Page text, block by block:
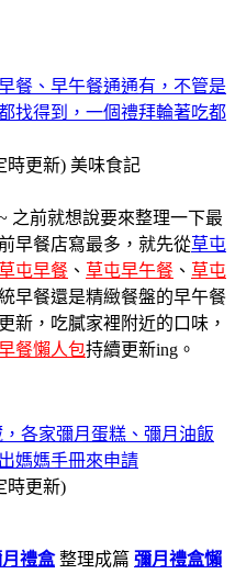
餐、早午餐通通有，不管是
找得到，一個禮拜輪著吃都
時更新) 美味食記
之前就想說要來整理一下最
早餐店寫最多，就先從草屯
屯早餐 、 草屯早午餐 、 草屯
早餐還是精緻餐盤的早午餐
新，吃膩家裡附近的口味，
餐懶人包持續更新ing。
各家彌月蛋糕、彌月油飯
媽媽手冊來申請
時更新)
禮盒 整理成篇 彌月禮盒懶